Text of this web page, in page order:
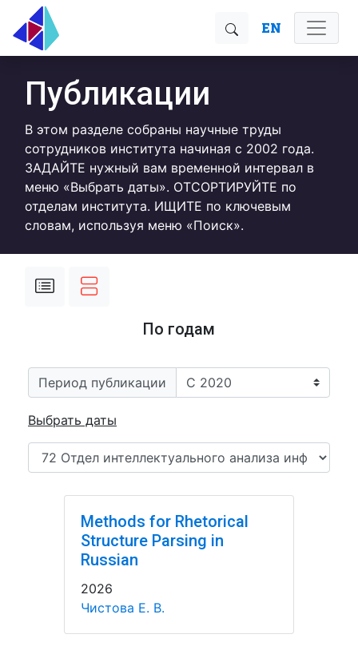
EN
Публикации
В этом разделе собраны научные труды
сотрудников института начиная с 2002 года.
ЗАДАЙТЕ нужный вам временной интервал в
меню «Выбрать даты». ОТСОРТИРУЙТЕ по
отделам института. ИЩИТЕ по ключевым
словам, используя меню «Поиск».
По годам
Период публикации
Выбрать даты
Methods for Rhetorical
Structure Parsing in
Russian
2026
Чистова Е. В.